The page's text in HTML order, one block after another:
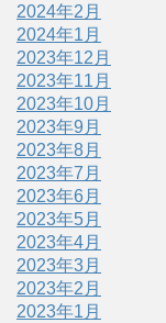
2024年2月
2024年1月
2023年12月
2023年11月
2023年10月
2023年9月
2023年8月
2023年7月
2023年6月
2023年5月
2023年4月
2023年3月
2023年2月
2023年1月